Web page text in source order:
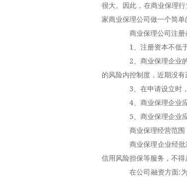
很大。因此，在商业保理
家商业保理公司做一个简单
商业保理公司注册
1、注册资本不低于
2、商业保理企业的
的风险内控制度，近期没
3、在申请设立时，
4、商业保理企业应
5、商业保理企业应
商业保理经营范围
商业保理企业经批
信用风险担保等服务，不
在公司融资方面:为